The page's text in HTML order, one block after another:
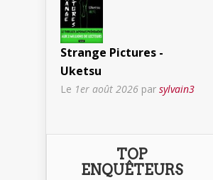
Strange Pictures -
Uketsu
Le 1er août 2026 par sylvain3
TOP
ENQUÊTEURS